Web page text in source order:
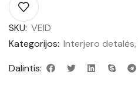
SKU: VEID
Kategorijos: Interjero detalės,
Dalintis: